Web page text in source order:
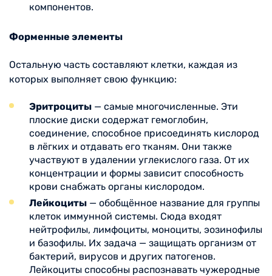
компонентов.
Форменные элементы
Остальную часть составляют клетки, каждая из
которых выполняет свою функцию:
Эритроциты — самые многочисленные. Эти
плоские диски содержат гемоглобин,
соединение, способное присоединять кислород
в лёгких и отдавать его тканям. Они также
участвуют в удалении углекислого газа. От их
концентрации и формы зависит способность
крови снабжать органы кислородом.
Лейкоциты — обобщённое название для группы
клеток иммунной системы. Сюда входят
нейтрофилы, лимфоциты, моноциты, эозинофилы
и базофилы. Их задача — защищать организм от
бактерий, вирусов и других патогенов.
Лейкоциты способны распознавать чужеродные